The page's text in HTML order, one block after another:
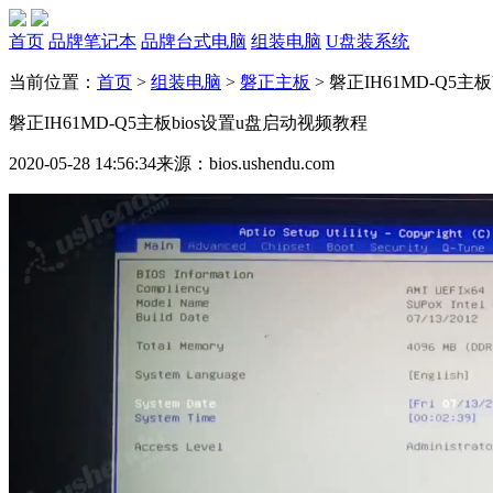
首页 品牌笔记本 品牌台式电脑 组装电脑 U盘装系统
当前位置： 首页 > 组装电脑 > 磐正主板 > 磐正IH61MD-Q5主
磐正IH61MD-Q5主板bios设置u盘启动视频教程
2020-05-28 14:56:34来源：bios.ushendu.com